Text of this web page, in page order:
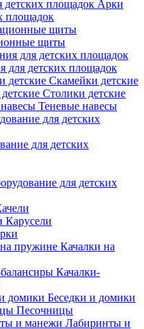
Арки
площадок
щиты
для детских площадок
Скамейки детские
Столики детские
Теневые навесы
для детских
для детских
Карусели
Качалки на
Качалки-
Беседки и домики
Песочницы
Лабиринты и